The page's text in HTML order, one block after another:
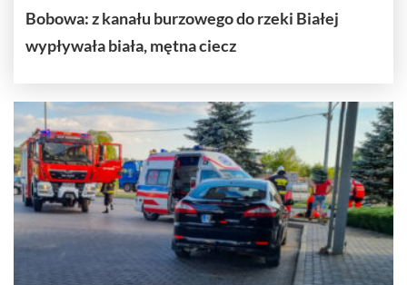
Bobowa: z kanału burzowego do rzeki Białej
wypływała biała, mętna ciecz